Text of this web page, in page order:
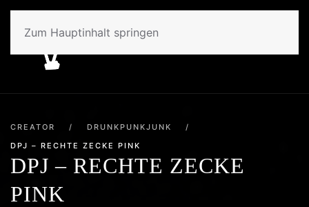
Zum Hauptinhalt springen
CREATOR / DRUNKPUNKJUNK
/
DPJ – RECHTE ZECKE PINK
DPJ – RECHTE ZECKE
PINK